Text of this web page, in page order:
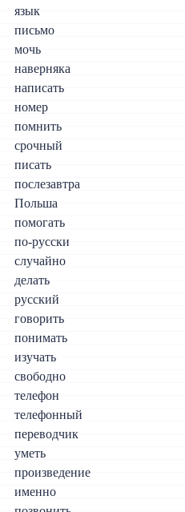
язык
письмо
мочь
наверняка
написать
номер
помнить
срочный
писать
послезавтра
Польша
помогать
по-русски
случайно
делать
русский
говорить
понимать
изучать
свободно
телефон
телефонный
переводчик
уметь
произведение
именно